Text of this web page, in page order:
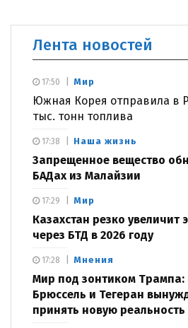
Лента новостей
Мир
Южная Корея отправила в
тыс. тонн топлива
17:50
Наша жизнь
Запрещенное вещество
БАДах из Малайзии
17:38
Мир
Казахстан резко увеличит
через БТД в 2026 году
17:29
Мнения
Мир под зонтиком Трампа:
Брюссель и Тегеран
принять новую реальность
17:28